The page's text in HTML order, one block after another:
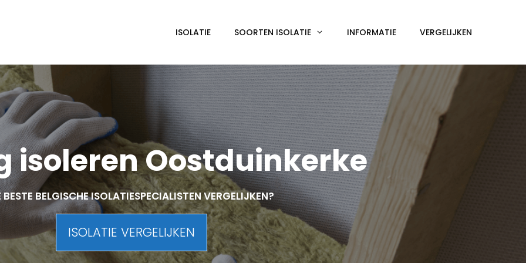
ISOLATIE SOORTEN ISOLATIE INFORMATIE VERGELIJKEN
isoleren Oostduinkerke
BESTE BELGISCHE ISOLATIESPECIALISTEN VERGELIJKEN?
ISOLATIE VERGELIJKEN